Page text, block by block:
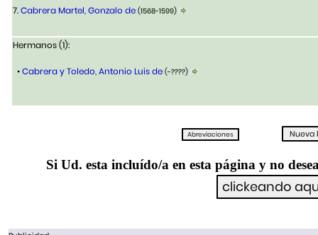
7.Cabrera Martel, Gonzalo de (1568-1599)
Hermanos (1):
•Cabrera y Toledo, Antonio Luis de (-????)
Si Ud. esta incluído/a en esta página y no